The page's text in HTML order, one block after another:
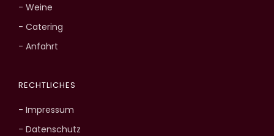
- Weine
- Catering
- Anfahrt
RECHTLICHES
- Impressum
- Datenschutz